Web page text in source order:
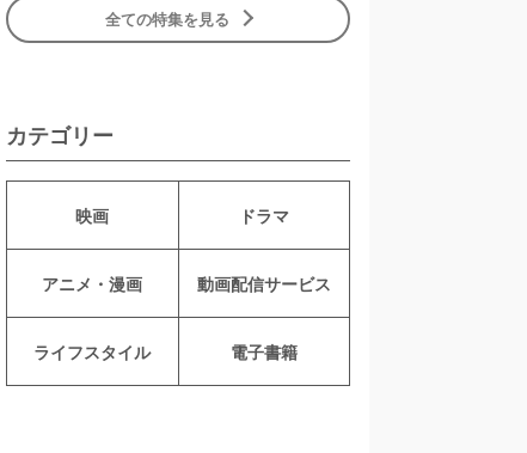
全ての特集を見る
カテゴリー
映画 ドラマ
アニメ・漫画 動画配信サービス
ライフスタイル 電子書籍